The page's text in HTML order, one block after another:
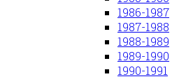
1986-1987
1987-1988
1988-1989
1989-1990
1990-1991